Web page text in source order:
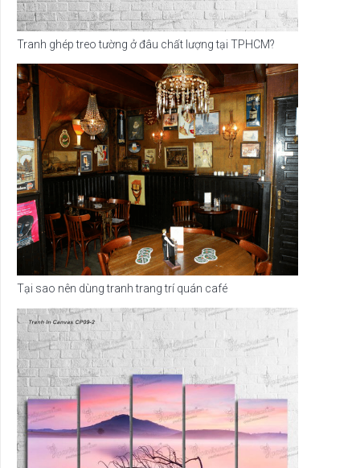
Tranh ghép treo tường ở đâu chất lượng tại TPHCM?
Tại sao nên dùng tranh trang trí quán café